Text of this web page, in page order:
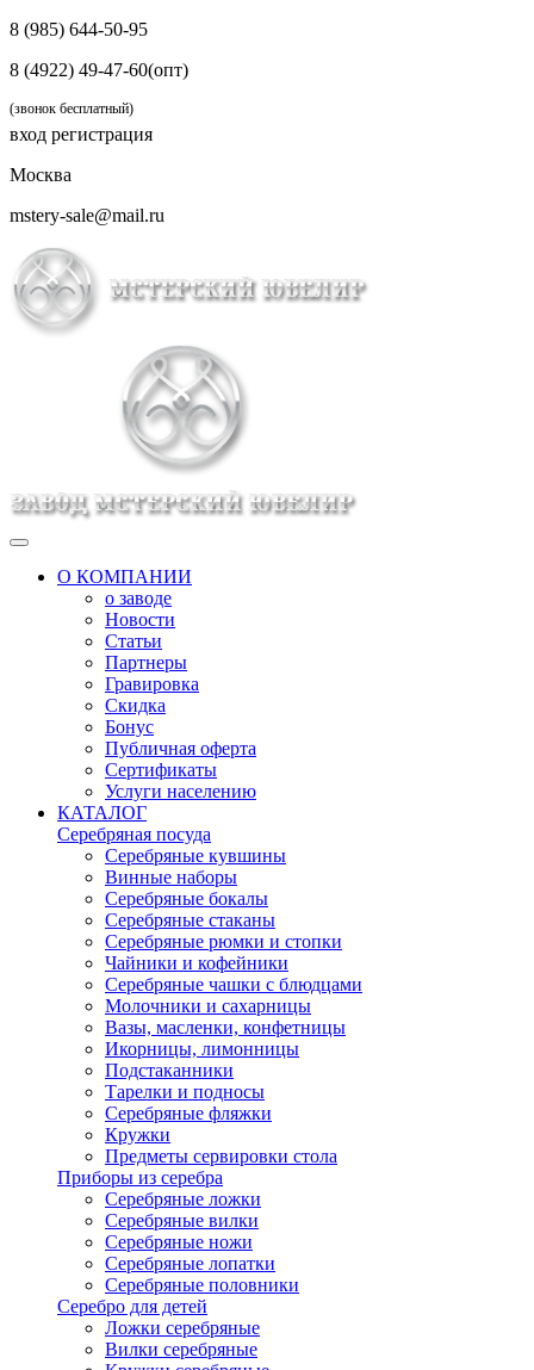
8 (985) 644-50-95
8 (4922) 49-47-60(опт)
(звонок бесплатный)
вход регистрация
Москва
mstery-sale@mail.ru
О КОМПАНИИ
о заводе
Новости
Статьи
Партнеры
Гравировка
Скидка
Бонус
Публичная оферта
Сертификаты
Услуги населению
КАТАЛОГ
Серебряная посуда
Серебряные кувшины
Винные наборы
Серебряные бокалы
Серебряные стаканы
Серебряные рюмки и стопки
Чайники и кофейники
Серебряные чашки с блюдцами
Молочники и сахарницы
Вазы, масленки, конфетницы
Икорницы, лимонницы
Подстаканники
Тарелки и подносы
Серебряные фляжки
Кружки
Предметы сервировки стола
Приборы из серебра
Серебряные ложки
Серебряные вилки
Серебряные ножи
Серебряные лопатки
Серебряные половники
Серебро для детей
Ложки серебряные
Вилки серебряные